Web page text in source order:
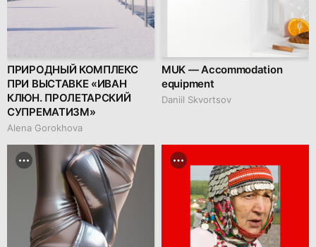
ПРИРОДНЫЙ КОМПЛЕКС
ПРИ ВЫСТАВКЕ «ИВАН
КЛЮН. ПРОЛЕТАРСКИЙ
СУПРЕМАТИЗМ»
Alena Gorokhova
MUK — Accommodation
equipment
Daniil Skvortsov